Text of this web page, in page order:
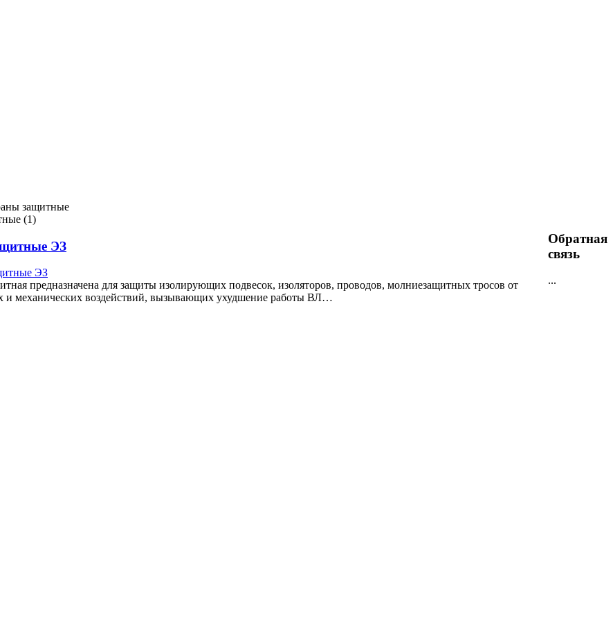
защитные
(1)
ЭЗ
предназначена для защиты изолирующих подвесок, изоляторов, проводов, молниезащитных тросов от
и механических воздействий, вызывающих ухудшение работы ВЛ…
Обратная
связь
...